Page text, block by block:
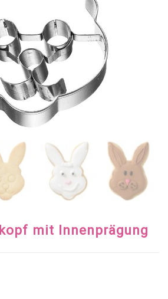
mit Innenprägung